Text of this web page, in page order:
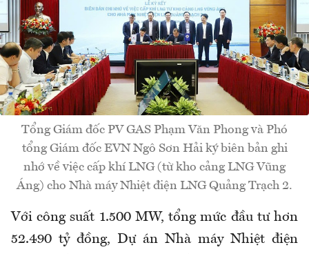
Tổng Giám đốc PV GAS Phạm Văn Phong và Phó
tổng Giám đốc EVN Ngô Sơn Hải ký biên bản ghi
nhớ về việc cấp khí LNG (từ kho cảng LNG Vũng
Áng) cho Nhà máy Nhiệt điện LNG Quảng Trạch 2.
Với công suất 1.500 MW, tổng mức đầu tư hơn
52.490 tỷ đồng, Dự án Nhà máy Nhiệt điện